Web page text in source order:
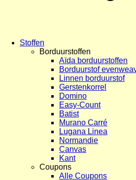
Stoffen
Borduurstoffen
Aïda borduurstoffen
Borduurstof
Linnen borduurstof
Gerstenkorrel
Domino
Easy-Count
Batist
Murano Carré
Lugana Linea
Normandie
Canvas
Kant
Coupons
Alle Coupons